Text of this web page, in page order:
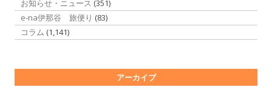
お知らせ・ニュース (351)
e-na伊那谷 旅便り (83)
コラム (1,141)
アーカイブ